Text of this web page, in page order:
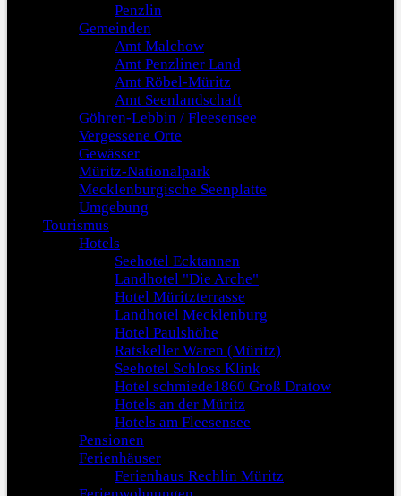
Penzlin
Gemeinden
Amt Malchow
Amt Penzliner Land
Amt Röbel-Müritz
Amt Seenlandschaft
Göhren-Lebbin / Fleesensee
Vergessene Orte
Gewässer
Müritz-Nationalpark
Mecklenburgische Seenplatte
Umgebung
Tourismus
Hotels
Seehotel Ecktannen
Landhotel "Die Arche"
Hotel Müritzterrasse
Landhotel Mecklenburg
Hotel Paulshöhe
Ratskeller Waren (Müritz)
Seehotel Schloss Klink
Hotel schmiede1860 Groß Dratow
Hotels an der Müritz
Hotels am Fleesensee
Pensionen
Ferienhäuser
Ferienhaus Rechlin Müritz